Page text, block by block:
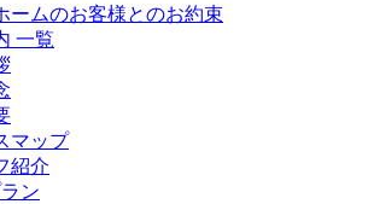
ームのお客様とのお約束
一覧
マップ
紹介
ン